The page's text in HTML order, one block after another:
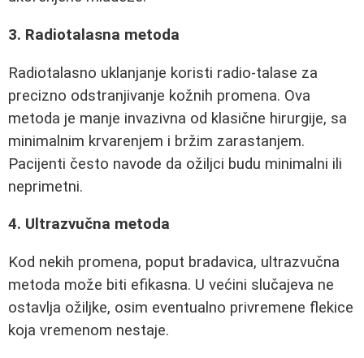
3. Radiotalasna metoda
Radiotalasno uklanjanje koristi radio-talase za
precizno odstranjivanje kožnih promena. Ova
metoda je manje invazivna od klasične hirurgije, sa
minimalnim krvarenjem i bržim zarastanjem.
Pacijenti često navode da ožiljci budu minimalni ili
neprimetni.
4. Ultrazvučna metoda
Kod nekih promena, poput bradavica, ultrazvučna
metoda može biti efikasna. U većini slučajeva ne
ostavlja ožiljke, osim eventualno privremene flekice
koja vremenom nestaje.